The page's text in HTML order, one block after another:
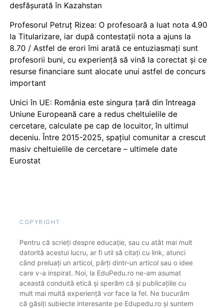
desfășurată în Kazahstan
Profesorul Petruț Rizea: O profesoară a luat nota 4.90
la Titularizare, iar după contestații nota a ajuns la
8.70 / Astfel de erori îmi arată ce entuziasmați sunt
profesorii buni, cu experiență să vină la corectat și ce
resurse financiare sunt alocate unui astfel de concurs
important
Unici în UE: România este singura țară din întreaga
Uniune Europeană care a redus cheltuielile de
cercetare, calculate pe cap de locuitor, în ultimul
deceniu. Între 2015-2025, spațiul comunitar a crescut
masiv cheltuielile de cercetare – ultimele date
Eurostat
COPYRIGHT
Pentru că scrieți despre educație, sau cu atât mai mult
datorită acestui lucru, ar fi util să citați cu link, atunci
când preluați un articol, părți dintr-un articol sau o idee
care v-a inspirat. Noi, la EduPedu.ro ne-am asumat
această conduită etică și sperăm că și publicațiile cu
mult mai multă experiență vor face la fel. Ne bucurăm
că găsiți subiecte interesante pe Edupedu.ro și suntem